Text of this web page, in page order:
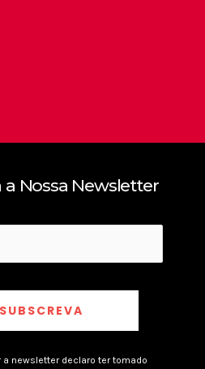
a Nossa Newsletter
a newsletter declaro ter tomado